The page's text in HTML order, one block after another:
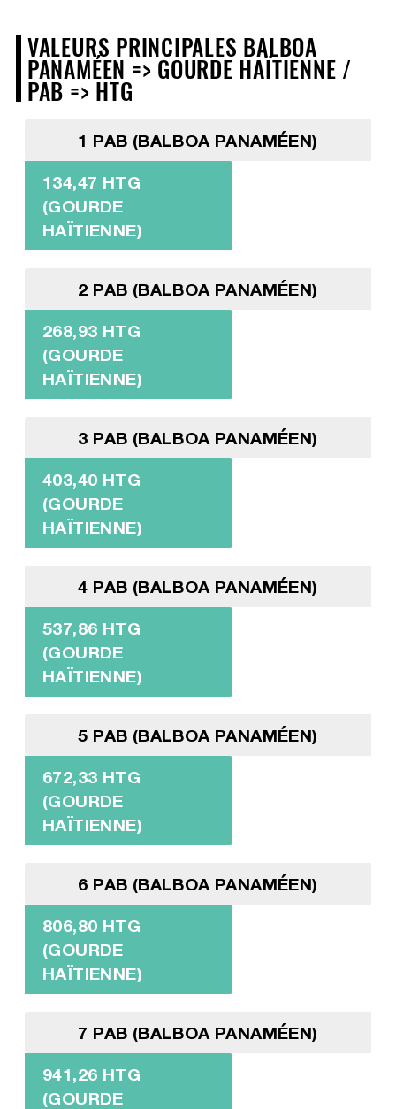
VALEURS PRINCIPALES BALBOA
PANAMÉEN => GOURDE HAÏTIENNE /
PAB => HTG
1 PAB (BALBOA PANAMÉEN)
134,47 HTG
(GOURDE
HAÏTIENNE)
2 PAB (BALBOA PANAMÉEN)
268,93 HTG
(GOURDE
HAÏTIENNE)
3 PAB (BALBOA PANAMÉEN)
403,40 HTG
(GOURDE
HAÏTIENNE)
4 PAB (BALBOA PANAMÉEN)
537,86 HTG
(GOURDE
HAÏTIENNE)
5 PAB (BALBOA PANAMÉEN)
672,33 HTG
(GOURDE
HAÏTIENNE)
6 PAB (BALBOA PANAMÉEN)
806,80 HTG
(GOURDE
HAÏTIENNE)
7 PAB (BALBOA PANAMÉEN)
941,26 HTG
(GOURDE